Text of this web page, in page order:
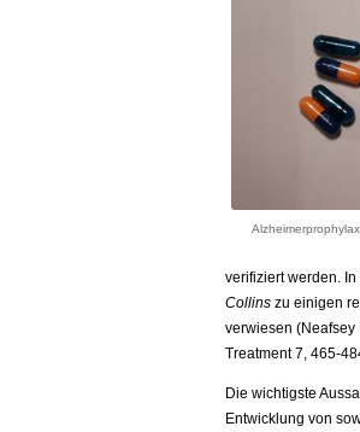
verifiziert werden.
Collins zu einigen
verwiesen (Neafsey
Treatment 7, 465-
Die wichtigste
Entwicklung von